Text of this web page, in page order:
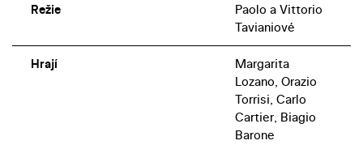
Režie
Paolo a Vittorio
Tavianiové
Hrají
Margarita
Lozano, Orazio
Torrisi, Carlo
Cartier, Biagio
Barone